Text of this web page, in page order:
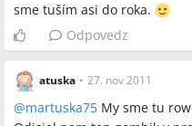
sme tuším asi do roka.
Odpovedz
atuska • 27. nov 2011
@martuska75 My sme tu